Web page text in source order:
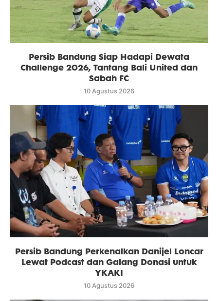
Persib Bandung Siap Hadapi Dewata
Challenge 2026, Tantang Bali United dan
Sabah FC
10 Agustus 2026
Persib Bandung Perkenalkan Danijel Loncar
Lewat Podcast dan Galang Donasi untuk
YKAKI
10 Agustus 2026